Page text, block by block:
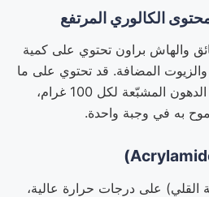
والهاش براون تحتوي على كمية
المضافة. قد تحتوي على ما
يصل إلى 2-3 غرامات من الدهون المشبّعة لكل 100 غرام،
به في وجبة واحدة.
على درجات حرارة عالية،